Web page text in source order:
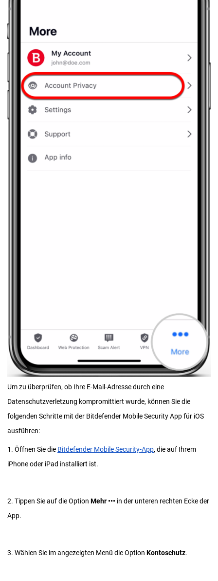
Um zu überprüfen, ob Ihre E-Mail-Adresse durch eine
Datenschutzverletzung kompromittiert wurde, können Sie die
folgenden Schritte mit der Bitdefender Mobile Security App für iOS
ausführen:
1. Öffnen Sie die Bitdefender Mobile Security-App, die auf Ihrem
iPhone oder iPad installiert ist.
2. Tippen Sie auf die Option Mehr ••• in der unteren rechten Ecke der
App.
3. Wählen Sie im angezeigten Menü die Option Kontoschutz.